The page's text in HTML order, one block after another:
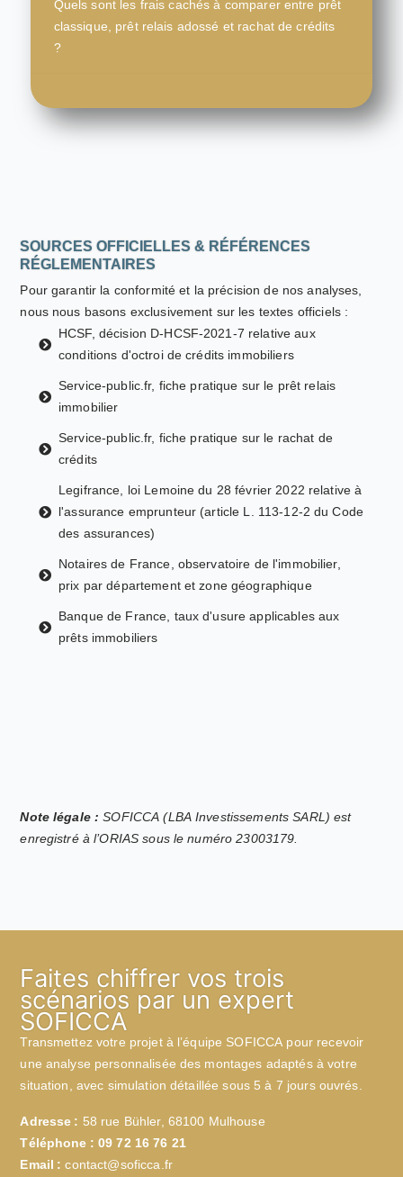
Quels sont les frais cachés à comparer entre prêt
classique, prêt relais adossé et rachat de crédits
?
SOURCES OFFICIELLES & RÉFÉRENCES
RÉGLEMENTAIRES
Pour garantir la conformité et la précision de nos analyses,
nous nous basons exclusivement sur les textes officiels :
HCSF, décision D-HCSF-2021-7 relative aux
conditions d'octroi de crédits immobiliers
Service-public.fr, fiche pratique sur le prêt relais
immobilier
Service-public.fr, fiche pratique sur le rachat de
crédits
Legifrance, loi Lemoine du 28 février 2022 relative à
l'assurance emprunteur (article L. 113-12-2 du Code
des assurances)
Notaires de France, observatoire de l'immobilier,
prix par département et zone géographique
Banque de France, taux d'usure applicables aux
prêts immobiliers
Note légale : SOFICCA (LBA Investissements SARL) est
enregistré à l’ORIAS sous le numéro 23003179.
Faites chiffrer vos trois
scénarios par un expert
SOFICCA
Transmettez votre projet à l’équipe SOFICCA pour recevoir
une analyse personnalisée des montages adaptés à votre
situation, avec simulation détaillée sous 5 à 7 jours ouvrés.
Adresse : 58 rue Bühler, 68100 Mulhouse
Téléphone : 09 72 16 76 21
Email : contact@soficca.fr